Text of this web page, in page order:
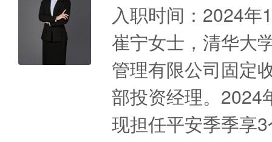
入职时间：2024年
崔宁女士，清华大
管理有限公司固定
部投资经理。2024
现担任平安季季享